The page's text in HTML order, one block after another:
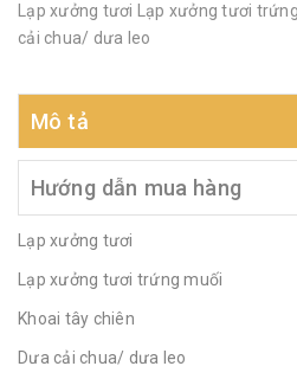
Lạp xưởng tươi Lạp xưởng tươi
cải chua/ dưa leo
Mô tả
Hướng dẫn mua hàng
Lạp xưởng tươi
Lạp xưởng tươi trứng muối
Khoai tây chiên
Dưa cải chua/ dưa leo